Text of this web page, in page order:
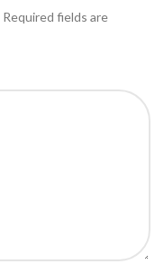
Required fields are